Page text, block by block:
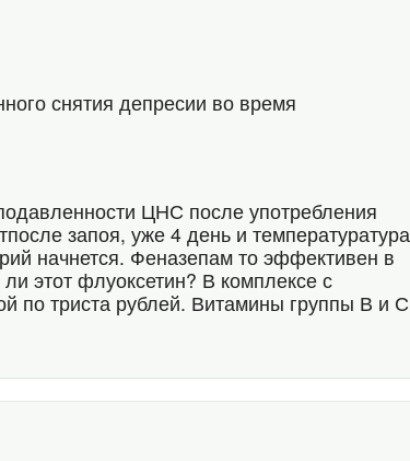
снятия депресии во время
ЦНС после употребления
запоя, уже 4 день и температуратура
начнется. Феназепам то эффективен в
этот флуоксетин? В комплексе с
по триста рублей. Витамины группы В и С